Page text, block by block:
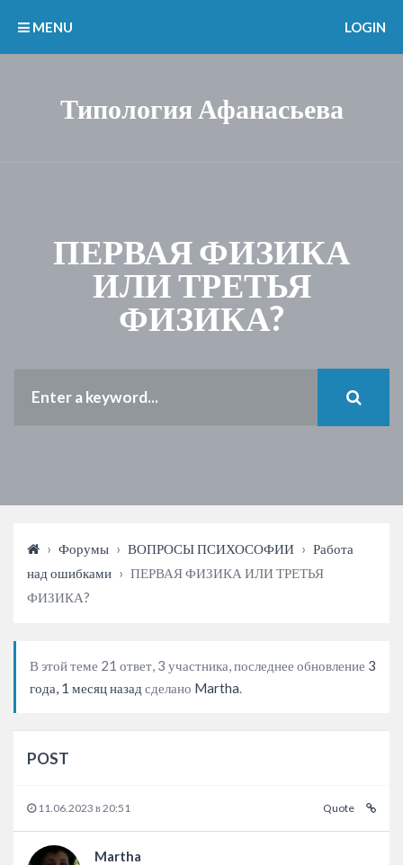
Типология Афанасьева
MENU LOGIN
ПЕРВАЯ ФИЗИКА
ИЛИ ТРЕТЬЯ
ФИЗИКА?
› Форумы › ВОПРОСЫ ПСИХОСОФИИ › Работа
над ошибками › ПЕРВАЯ ФИЗИКА ИЛИ ТРЕТЬЯ
ФИЗИКА?
В этой теме 21 ответ, 3 участника, последнее обновление 3
года, 1 месяц назад сделано Martha
POST
11.06.2023 в 20:51 Quote
Martha